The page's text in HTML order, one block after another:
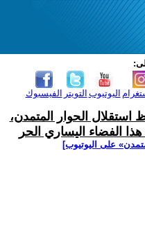
الفيسبوك التويتر اليوتيوب
استقلال الحوار المتمدن،
الفضاء اليساري الحر
على اليوتيوب]